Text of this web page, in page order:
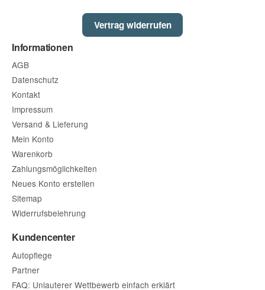
Vertrag widerrufen
Informationen
AGB
Datenschutz
Kontakt
Impressum
Versand & Lieferung
Mein Konto
Warenkorb
Zahlungsmöglichkeiten
Neues Konto erstellen
Sitemap
Widerrufsbelehrung
Kundencenter
Autopflege
Partner
FAQ: Unlauterer Wettbewerb einfach erklärt